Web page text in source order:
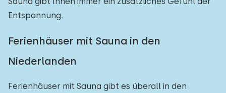
Villa
Ferienwohnung
Tiny house
Entspannung.
Ferienhäuser mit Sauna in den
Niederlanden
Ferienhäuser mit Sauna gibt es überall in den